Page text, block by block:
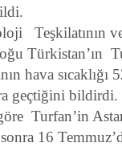
Teşkilatının
Türkistan’ın
hava sıcaklığı
geçtiğini bildirdi.
Turfan’in
16